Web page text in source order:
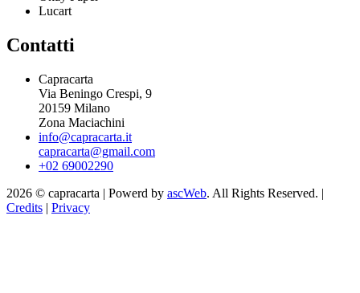
Lucart
Contatti
Capracarta
Via Beningo Crespi, 9
20159 Milano
Zona Maciachini
info@capracarta.it
capracarta@gmail.com
+02 69002290
2026 © capracarta | Powerd by ascWeb. All Rights Reserved. |
Credits | Privacy